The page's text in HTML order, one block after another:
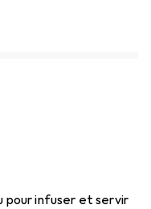
pour infuser et servir